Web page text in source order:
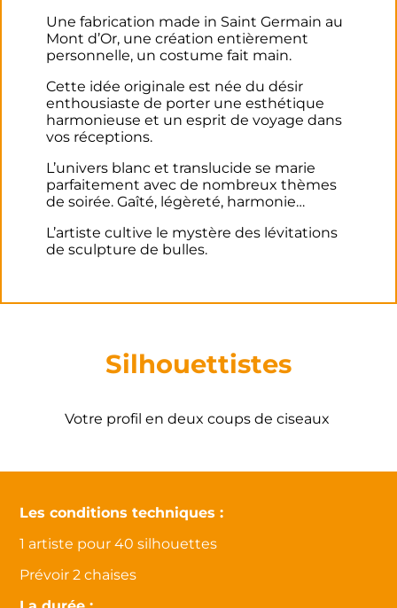
Une fabrication made in Saint Germain au
Mont d’Or, une création entièrement
personnelle, un costume fait main.
Cette idée originale est née du désir
enthousiaste de porter une esthétique
harmonieuse et un esprit de voyage dans
vos réceptions.
L’univers blanc et translucide se marie
parfaitement avec de nombreux thèmes
de soirée. Gaîté, légèreté, harmonie…
L’artiste cultive le mystère des lévitations
de sculpture de bulles.
Silhouettistes
Votre profil en deux coups de ciseaux
Les conditions techniques :
1 artiste pour 40 silhouettes
Prévoir 2 chaises